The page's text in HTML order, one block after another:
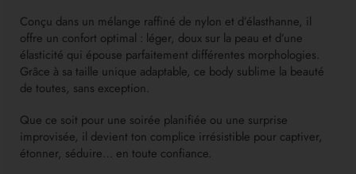
Conçu dans un mélange raffiné de nylon et d’élasthanne, il
offre un confort optimal : léger, doux sur la peau et d’une
élasticité qui épouse parfaitement différentes morphologies.
Grâce à sa taille unique adaptable, ce body sublime la beauté
de toutes, sans exception.
Que ce soit pour une soirée planifiée ou une surprise
improvisée, il devient ton complice irrésistible pour captiver,
étonner, séduire… en toute confiance.